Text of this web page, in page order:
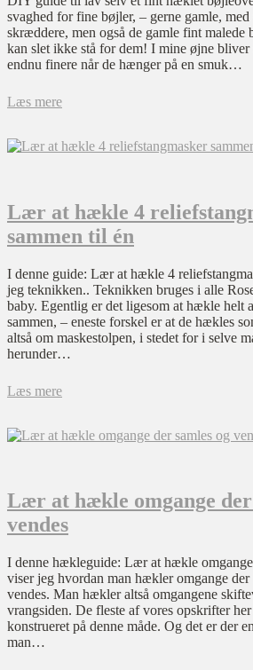
svaghed for fine bøjler, – gerne gamle,
skræddere, men også de gamle fint malede
kan slet ikke stå for dem! I mine øjne
endnu finere når de hænger på en smuk…
Læs mere
Lær at hækle 4
sammen til én
I denne guide: Lær at hækle 4
jeg teknikken.. Teknikken bruges i alle
baby. Egentlig er det ligesom at hækle helt
sammen, – eneste forskel er at de hækles
altså om maskestolpen, i stedet for i selve
herunder…
Læs mere
Lær at hækle omgange der
vendes
I denne hækleguide: Lær at hækle omgange
viser jeg hvordan man hækler omgange der
vendes. Man hækler altså omgangene
vrangsiden. De fleste af vores opskrifter
konstrueret på denne måde. Og det er der
man…